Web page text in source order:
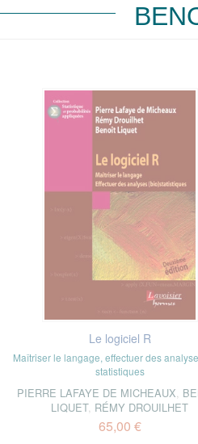
Le logiciel R
Maîtriser le langage, effectuer des
statistiques
PIERRE LAFAYE DE MICHEAUX
LIQUET, RÉMY DROUILHET
65,00 €